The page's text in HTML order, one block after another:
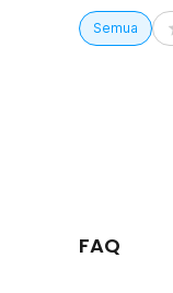
sehingga
Semua
FAQ